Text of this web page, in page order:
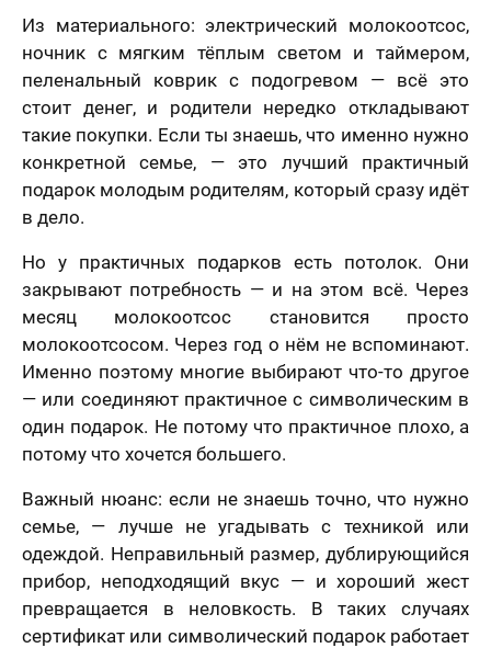
Из материального: электрический молокоотсос,
ночник с мягким тёплым светом и таймером,
пеленальный коврик с подогревом — всё это
стоит денег, и родители нередко откладывают
такие покупки. Если ты знаешь, что именно нужно
конкретной семье, — это лучший практичный
подарок молодым родителям, который сразу идёт
в дело.
Но у практичных подарков есть потолок. Они
закрывают потребность — и на этом всё. Через
месяц молокоотсос становится просто
молокоотсосом. Через год о нём не вспоминают.
Именно поэтому многие выбирают что-то другое
— или соединяют практичное с символическим в
один подарок. Не потому что практичное плохо, а
потому что хочется большего.
Важный нюанс: если не знаешь точно, что нужно
семье, — лучше не угадывать с техникой или
одеждой. Неправильный размер, дублирующийся
прибор, неподходящий вкус — и хороший жест
превращается в неловкость. В таких случаях
сертификат или символический подарок работает